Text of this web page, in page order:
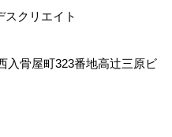
スクリエイト
入骨屋町323番地高辻三原ビ